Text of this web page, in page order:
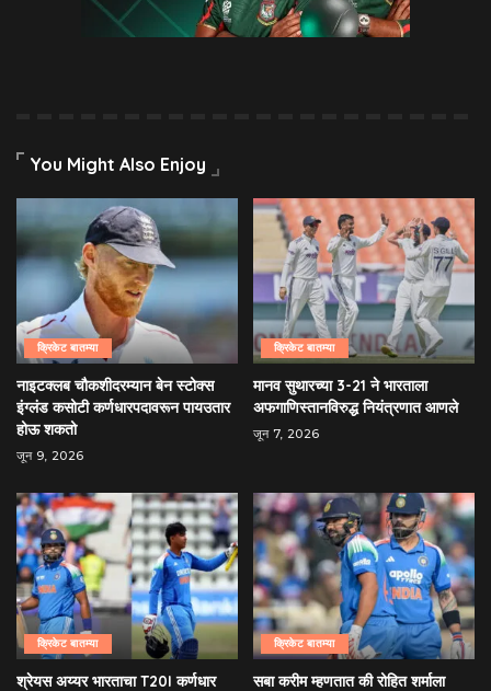
You Might Also Enjoy
क्रिकेट बातम्या
नाइटक्लब चौकशीदरम्यान बेन स्टोक्स
इंग्लंड कसोटी कर्णधारपदावरून पायउतार
होऊ शकतो
जून 9, 2026
क्रिकेट बातम्या
मानव सुथारच्या 3-21 ने भारताला
अफगाणिस्तानविरुद्ध नियंत्रणात आणले
जून 7, 2026
क्रिकेट बातम्या
श्रेयस अय्यर भारताचा T20I कर्णधार
क्रिकेट बातम्या
सबा करीम म्हणतात की रोहित शर्माला